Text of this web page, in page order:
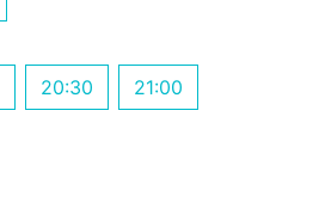
20:30 21:00